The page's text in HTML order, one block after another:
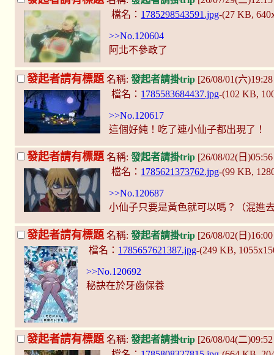
檔名： 1785298543591.jpg-(27 KB,
>>No.120604
阿北不參政了
發起者請有標題 名稱: 發起者請掛trip [26/08/01(六
檔名： 1785583684437.jpg-(102 KB,
>>No.120617
這個好純！吃了連小仙子都出現了！
發起者請有標題 名稱: 發起者請掛trip [26/08/02(日
檔名： 1785621373762.jpg-(99 KB,
>>No.120687
小仙子只要是黃色就可以嗎？（混進
發起者請有標題 名稱: 發起者請掛trip [26/08/02(日
檔名： 1785657621387.jpg-(249 KB,
>>No.120692
秘訣在於牙齒保養
發起者請有標題 名稱: 發起者請掛trip [26/08/04(二